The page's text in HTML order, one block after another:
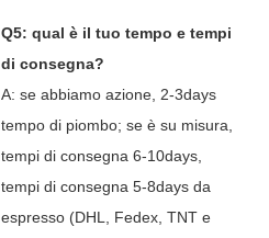
Q5: qual è il tuo tempo e tempi
di consegna?
A: se abbiamo azione, 2-3days
tempo di piombo; se è su misura,
tempi di consegna 6-10days,
tempi di consegna 5-8days da
espresso (DHL, Fedex, TNT e